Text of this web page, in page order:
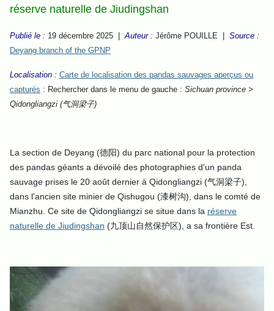
réserve naturelle de Jiudingshan
Publié le : 19 décembre 2025 |Auteur : Jérôme POUILLE | Source :
Deyang branch of the GPNP
Localisation : Carte de localisation des pandas sauvages aperçus ou
capturés : Rechercher dans le menu de gauche : Sichuan province >
Qidongliangzi (气洞梁子)
La section de Deyang (德阳) du parc national pour la protection
des pandas géants a dévoilé des photographies d'un panda
sauvage prises le 20 août dernier à Qidongliangzi (气洞梁子),
dans l'ancien site minier de Qishugou (漆树沟), dans le comté de
Mianzhu. Ce site de Qidongliangzi se situe dans la réserve
naturelle de Jiudingshan (九顶山自然保护区), a sa frontière Est.